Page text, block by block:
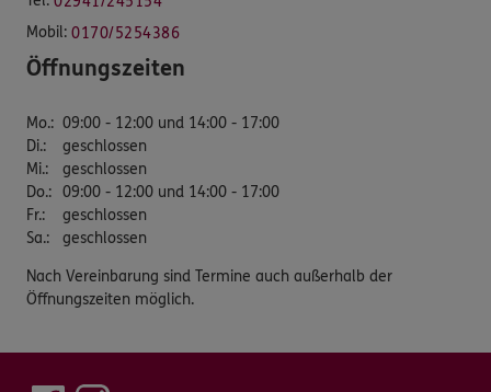
Mobil: 0170/5254386
Öffnungszeiten
Mo.: 09:00 - 12:00 und 14:00 - 17:00
Di.:
geschlossen
Mi.:
geschlossen
Do.: 09:00 - 12:00 und 14:00 - 17:00
Fr.:
geschlossen
Sa.: geschlossen
Nach Vereinbarung sind Termine auch außerhalb der
Öffnungszeiten möglich.